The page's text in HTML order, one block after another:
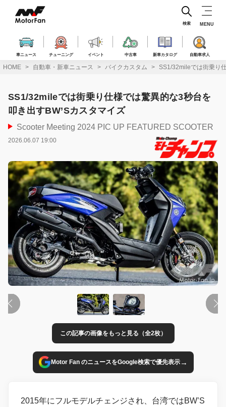
ス
車ニュース チューニング イベント 中古車 新車カタログ 自動車求人
検索 MENU
HOME 自動車・新車ニュース バイクカスタム SS1/32mileでは街乗り
SS1/32mileでは街乗り仕様では驚異的な3秒台を
叩き出すBW’Sカスタマイズ
Scooter Meeting 2024 PIC UP FEATURED SCOOTER
2026.06.07 19:00
この記事の画像をもっと見る（全2枚）
Motor Fan のニュースをGoogle検索で優先表示→
2015年にフルモデルチェンジされ、台湾ではBW’S